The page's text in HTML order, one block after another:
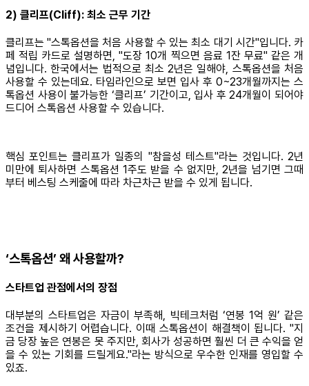
2) 클리프(Cliff): 최소 근무 기간
클리프는 "스톡옵션을 처음 사용할 수 있는 최소 대기 시간"입니다. 카
페 적립 카드로 설명하면, "도장 10개 찍으면 음료 1잔 무료" 같은 개
념입니다. 한국에서는 법적으로 최소 2년은 일해야, 스톡옵션을 처음
사용할 수 있는데요. 타임라인으로 보면 입사 후 0~23개월까지는 스
톡옵션 사용이 불가능한 ‘클리프’ 기간이고, 입사 후 24개월이 되어야
드디어 스톡옵션 사용할 수 있습니다.
핵심 포인트는 클리프가 일종의 "참을성 테스트"라는 것입니다. 2년
미만에 퇴사하면 스톡옵션 1주도 받을 수 없지만, 2년을 넘기면 그때
부터 베스팅 스케줄에 따라 차근차근 받을 수 있게 됩니다.
‘스톡옵션’ 왜 사용할까?
스타트업 관점에서의 장점
대부분의 스타트업은 자금이 부족해, 빅테크처럼 ‘연봉 1억 원’ 같은
조건을 제시하기 어렵습니다. 이때 스톡옵션이 해결책이 됩니다. "지
금 당장 높은 연봉은 못 주지만, 회사가 성공하면 훨씬 더 큰 수익을 얻
을 수 있는 기회를 드릴게요."라는 방식으로 우수한 인재를 영입할 수
있죠.